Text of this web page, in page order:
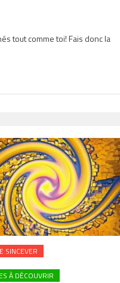
tout comme toi! Fais donc la
SINCEVER
À DÉCOUVRIR